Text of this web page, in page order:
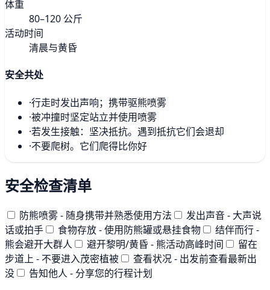
体重
80–120 公斤
活动时间
清晨与黄昏
安全共处
·行走时发出声响；携带驱熊喷雾
·被冲撞时坚定站立并使用喷雾
·若发生接触：坚决抵抗。遇到抵抗它们会退却
·不要爬树。它们爬得比你好
安全检查清单
防熊喷雾 - 随身携带并熟悉使用方法
发出声音 - 大声说
话或拍手
食物存放 - 使用防熊罐或悬挂食物
结伴而行 -
熊会避开大群人
避开黎明/黄昏 - 熊活动高峰时间
留在
步道上 - 不要进入茂密植被
查看状况 - 出发前查看最新出
没
告知他人 - 分享您的行程计划